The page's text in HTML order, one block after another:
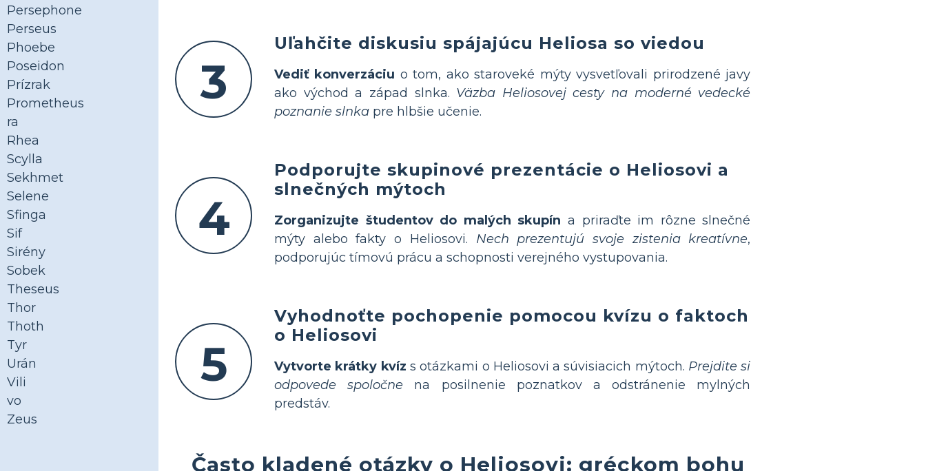
Persephone
Perseus
Phoebe
Poseidon
Prízrak
Prometheus
ra
Rhea
Scylla
Sekhmet
Selene
Sfinga
Sif
Sirény
Sobek
Theseus
Thor
Thoth
Tyr
Urán
Vili
vo
Zeus
3
Uľahčite diskusiu spájajúcu Heliosa so viedou
Vediť konverzáciu o tom, ako staroveké mýty vysvetľovali prirodzené javy
ako východ a západ slnka. Väzba Heliosovej cesty na moderné vedecké
poznanie slnka pre hlbšie učenie.
4
Podporujte skupinové prezentácie o Heliosovi a
slnečných mýtoch
Zorganizujte študentov do malých skupín a priraďte im rôzne slnečné
mýty alebo fakty o Heliosovi. Nech prezentujú svoje zistenia kreatívne,
podporujúc tímovú prácu a schopnosti verejného vystupovania.
5
Vyhodnoťte pochopenie pomocou kvízu o faktoch
o Heliosovi
Vytvorte krátky kvíz s otázkami o Heliosovi a súvisiacich mýtoch. Prejdite si
odpovede spoločne na posilnenie poznatkov a odstránenie mylných
predstáv.
Často kladené otázky o Heliosovi: gréckom bohu